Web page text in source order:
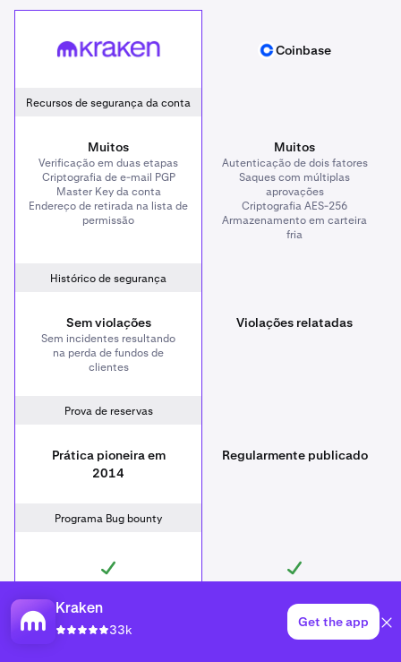
Kraken
33k Get the app
Kraken Coinbase
Coinbase
Recursos de segurança da conta
Muitos
Verificação em duas etapas
Criptografia de e-mail PGP
Master Key da conta
Endereço de retirada na lista de
permissão
Muitos
Autenticação de dois fatores
Saques com múltiplas
aprovações
Criptografia AES-256
Armazenamento em carteira
fria
Histórico de segurança
Sem violações
Sem incidentes resultando
na perda de fundos de
clientes
Violações relatadas
Prova de reservas
Prática pioneira em
2014
Regularmente publicado
Programa Bug bounty
Certificação ISO/IEC 27001:2013